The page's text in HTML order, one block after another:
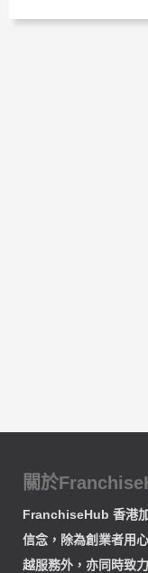
關於
FranchiseHub 香港
信念，除為創業者用
越服務外，亦同時致